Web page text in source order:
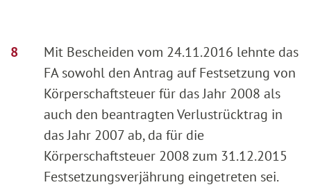
Mit Bescheiden vom 24.11.2016 lehnte das
FA sowohl den Antrag auf Festsetzung von
Körperschaftsteuer für das Jahr 2008 als
auch den beantragten Verlustrücktrag in
das Jahr 2007 ab, da für die
Körperschaftsteuer 2008 zum 31.12.2015
Festsetzungsverjährung eingetreten sei.